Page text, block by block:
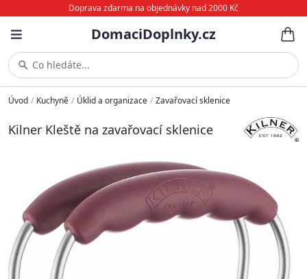
Doprava zdarma na objednávky nad 2000 Kč
DomaciDoplnky.cz
Co hledáte...
Úvod / Kuchyně / Úklid a organizace / Zavařovací sklenice
Kilner Kleště na zavařovací sklenice